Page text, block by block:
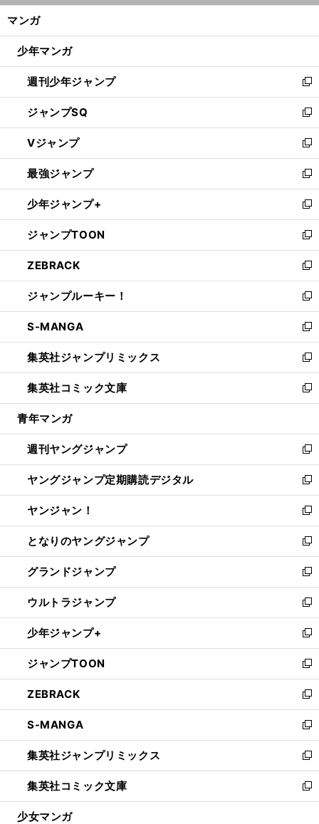
ン
ウ
開
く
マンガ
少年マンガ
週刊少年ジャンプ
新
し
い
ウ
ィ
ン
ド
ウ
で
開
く
ジャンプSQ
新
し
い
ウ
ィ
ン
ド
ウ
で
開
く
Vジャンプ
新
し
い
ウ
ィ
ン
ド
ウ
で
開
く
最強ジャンプ
新
し
い
ウ
ィ
ン
ド
ウ
で
開
く
少年ジャンプ+
新
し
い
ウ
ィ
ン
ド
ウ
で
開
く
ジャンプTOON
新
し
い
ウ
ィ
ン
ド
ウ
で
開
く
ZEBRACK
新
し
い
ウ
ィ
ン
ド
ウ
で
開
ジャンプルーキー！
新
し
い
ウ
ィ
ン
ド
ウ
開
く
S-MANGA
新
し
い
ウ
ィ
ン
ウ
で
開
く
集英社ジャンプリミックス
新
し
い
ウ
ン
ド
ウ
で
開
く
集英社コミック文庫
新
し
ウ
ィ
ン
ド
ウ
で
開
く
青年マンガ
週刊ヤングジャンプ
新
し
い
ウ
ィ
ン
ド
ウ
で
開
く
ヤングジャンプ定期購読デジタル
新
し
い
ウ
ィ
ン
ド
ウ
で
開
く
ヤンジャン！
新
し
い
ウ
ィ
ン
ド
ウ
で
開
く
となりのヤングジャンプ
新
し
い
ウ
ィ
ン
ド
ウ
で
開
く
グランドジャンプ
新
し
い
ウ
ィ
ン
ド
ウ
で
開
く
ウルトラジャンプ
新
し
い
ウ
ィ
ン
ド
ウ
で
開
く
少年ジャンプ+
新
し
い
ウ
ィ
ン
ド
ウ
で
開
く
ジャンプTOON
新
し
い
ウ
ィ
ン
ド
ウ
で
開
ZEBRACK
新
し
い
ウ
ィ
ン
ド
ウ
S-MANGA
新
し
い
ウ
ィ
ン
集英社ジャンプリミックス
新
し
い
ウ
集英社コミック文庫
新
し
少女マンガ